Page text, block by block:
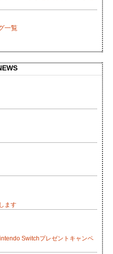
一覧
ます
Switchプレゼントキャンペ